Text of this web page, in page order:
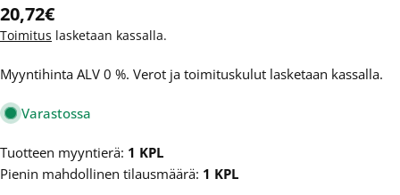
Normaalihinta
20,72€
Toimitus lasketaan kassalla.
Myyntihinta ALV 0 %. Verot ja toimituskulut lasketaan kassalla.
Varastossa
Tuotteen myyntierä: 1 KPL
Pienin mahdollinen tilausmäärä: 1 KPL